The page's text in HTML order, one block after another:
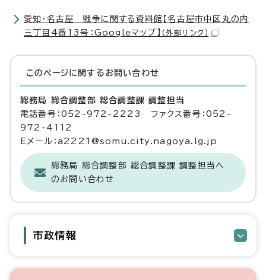
愛知・名古屋 戦争に関する資料館【名古屋市中区丸の内
三丁目4番13号：Googleマップ】 （外部リンク）
このページに関する お問い合わせ
総務局 総合調整部 総合調整課 調整担当
電話番号：052-972-2223 ファクス番号：052-
972-4112
Eメール：a2221@somu.city.nagoya.lg.jp
総務局 総合調整部 総合調整課 調整担当へ
のお問い合わせ
市政情報